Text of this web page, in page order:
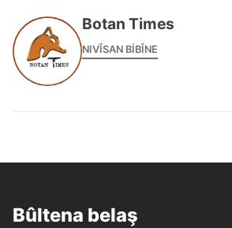
Botan Times
NIVÎSAN BIBÎNE
Bûltena belaş